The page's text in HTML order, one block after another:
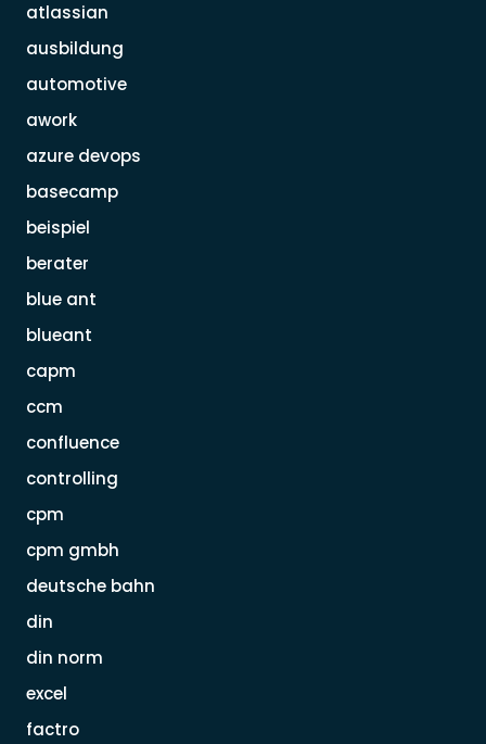
atlassian
ausbildung
automotive
awork
azure devops
basecamp
beispiel
berater
blue ant
blueant
capm
ccm
confluence
controlling
cpm
cpm gmbh
deutsche bahn
din
din norm
excel
factro